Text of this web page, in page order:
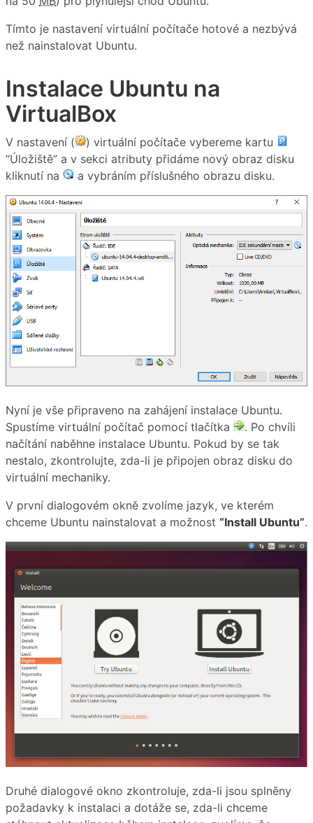
Tímto je nastavení virtuální počítače hotové a nezbývá
než nainstalovat Ubuntu.
Instalace Ubuntu na
VirtualBox
V nastavení (
) virtuální počítače vybereme kartu
“Úložiště” a v sekci atributy přidáme nový obraz disku
kliknutí na
a vybráním příslušného obrazu disku.
Nyní je vše připraveno na zahájení instalace Ubuntu.
Spustíme virtuální počítač pomocí tlačítka
. Po chvíli
načítání naběhne instalace Ubuntu. Pokud by se tak
nestalo, zkontrolujte, zda-li je připojen obraz disku do
virtuální mechaniky.
V první dialogovém okně zvolíme jazyk, ve kterém
chceme Ubuntu nainstalovat a možnost “Install Ubuntu”.
Druhé dialogové okno zkontroluje, zda-li jsou splněny
požadavky k instalaci a dotáže se, zda-li chceme